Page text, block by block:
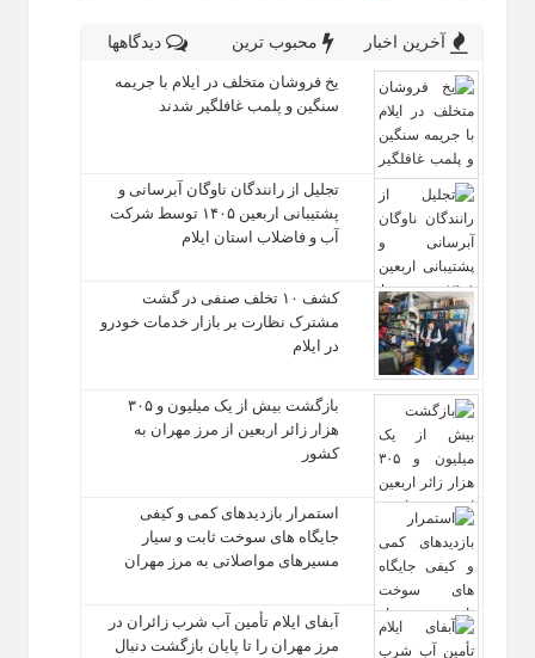
آخرین اخبار محبوب ترین دیدگاهها
یخ‌ فروشان متخلف در ایلام با جریمه
سنگین و پلمب غافلگیر شدند
تجلیل از رانندگان ناوگان آبرسانی و
پشتیبانی اربعین ۱۴۰۵ توسط شرکت
آب و فاضلاب استان ایلام
کشف ۱۰ تخلف صنفی در گشت
مشترک نظارت بر بازار خدمات خودرو
در ایلام
بازگشت بیش از یک میلیون و ۳۰۵
هزار زائر اربعین از مرز مهران به
کشور
استمرار بازدیدهای کمی و کیفی
جایگاه‌ های سوخت ثابت و سیار
مسیرهای مواصلاتی به مرز مهران
آبفای ایلام تأمین آب شرب زائران در
مرز مهران را تا پایان بازگشت دنبال